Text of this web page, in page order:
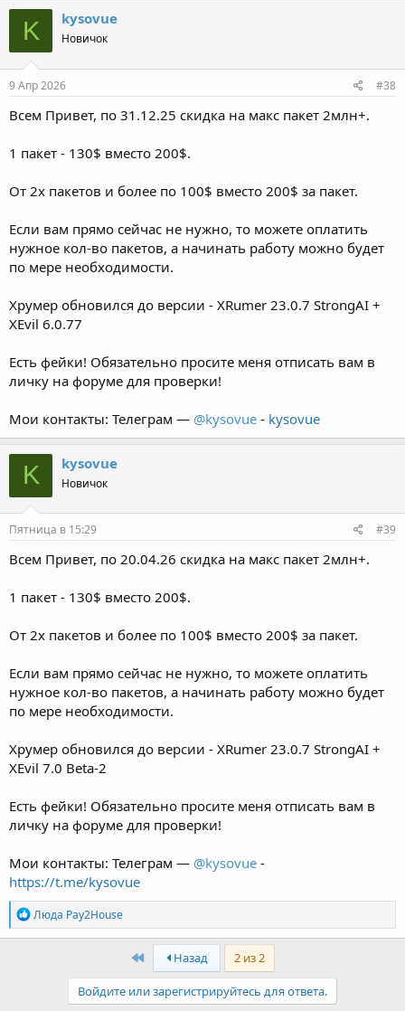
K kysovue
Новичок
9 Апр 2026 #38
Всем Привет, по 31.12.25 скидка на макс пакет 2млн+.
1 пакет - 130$ вместо 200$.
От 2х пакетов и более по 100$ вместо 200$ за пакет.
Если вам прямо сейчас не нужно, то можете оплатить
нужное кол-во пакетов, а начинать работу можно будет
по мере необходимости.
Хрумер обновился до версии - XRumer 23.0.7 StrongAI +
XEvil 6.0.77
Есть фейки! Обязательно просите меня отписать вам в
личку на форуме для проверки!
Мои контакты: Телеграм — @kysovue - kysovue
K kysovue
Новичок
Пятница в 15:29 #39
Всем Привет, по 20.04.26 скидка на макс пакет 2млн+.
1 пакет - 130$ вместо 200$.
От 2х пакетов и более по 100$ вместо 200$ за пакет.
Если вам прямо сейчас не нужно, то можете оплатить
нужное кол-во пакетов, а начинать работу можно будет
по мере необходимости.
Хрумер обновился до версии - XRumer 23.0.7 StrongAI +
XEvil 7.0 Beta-2
Есть фейки! Обязательно просите меня отписать вам в
личку на форуме для проверки!
Мои контакты: Телеграм — @kysovue -
https://t.me/kysovue
Р
е
а
Люда Pay2House
First Назад 2 из 2
Войдите или зарегистрируйтесь для ответа.